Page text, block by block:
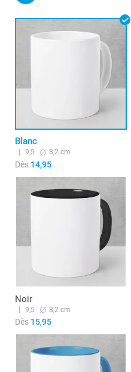
Blanc
9,5 8,2 cm
Dès 14,95
Noir
9,5 8,2 cm
Dès 15,95